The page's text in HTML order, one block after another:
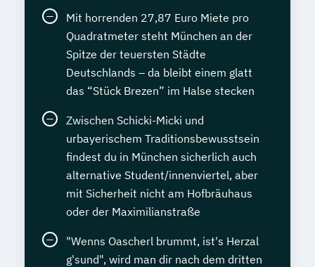
Techniker*in Maschinenbau
Techniker*in Mechatronik
Technische*r Einkäufer*in
Usability und UX Expert*in
Volkwirtschaftslehre kompakt
Werkstoffkunde Grundlagen
Wirtschaftsinformatik kompakt
Wirtschaftsingenieurwesen
Wirtschaftsmathematik kompakt
Wirtschaftspsycholog*in
Ökonom*in
Texten Englisch-Deutsch
Mit horrenden 27,87 Euro Miete pro
Quadratmeter steht München an der
Spitze der teuersten Städte
Deutschlands – da bleibt einem glatt
das “Stück Brezen” im Halse stecken
Zwischen Schicki-Micki und
urbayerischem Traditionsbewusstsein
findest du in München sicherlich auch
alternative Student/innenviertel, aber
mit Sicherheit nicht am Hofbräuhaus
oder der Maximilianstraße
"Wenns Oascherl brummt, ist's Herzal
g'sund", wird man dir nach dem dritten